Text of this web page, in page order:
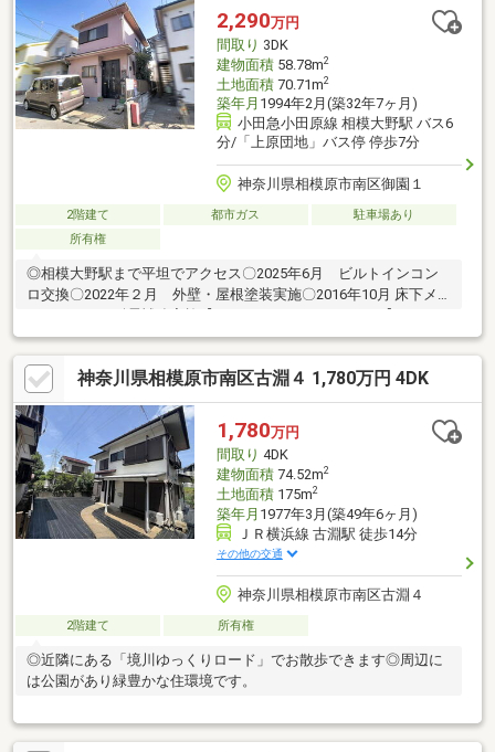
(約300m)■ ご希望の住まい探しをお手伝いします
━━━━━・・・物件の詳細・ご相談はお気軽にお問い合わせく
ださい。
2,290万円
間取り 3DK
建物面積58.78m2
土地面積70.71m2
築年月 1994年2月(築32年7ヶ月)
小田急小田原線 相模大野駅 バス6
分/「上原団地」バス停 停歩7分
神奈川県相模原市南区御園１
2階建て 都市ガス
駐車場あり
所有権
◎相模大野駅まで平坦でアクセス〇2025年6月 ビルトインコン
ロ交換〇2022年２月 外壁・屋根塗装実施〇2016年10月 床下メ
ソンストア100相模原栄町店…約430ｍ（徒歩6分）・スーパー三和
豊町店…約810ｍ（徒歩11分）・相模原若松郵便局…約760ｍ（徒
歩10分）・黒河内病院…約890ｍ（徒歩12分）・谷口台小学校…約
730ｍ（徒歩10分）・麻溝台中学校…約1280ｍ（徒歩16分）・ひ
よこ第3保育園…約740ｍ（徒歩10分）
神奈川県相模原市南区古淵４ 1,780万円 4DK
1,780万円
間取り 4DK
建物面積74.52m2
土地面積175m2
築年月 1977年3月(築49年6ヶ月)
ＪＲ横浜線 古淵駅 徒歩14分
その他の交通
神奈川県相模原市南区古淵４
2階建て 所有権
◎近隣にある「境川ゆっくりロード」でお散歩できます◎周辺に
は公園があり緑豊かな住環境です。